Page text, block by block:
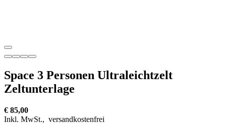
Space 3 Personen Ultraleichtzelt
Zeltunterlage
€ 85,00
Inkl. MwSt., versandkostenfrei